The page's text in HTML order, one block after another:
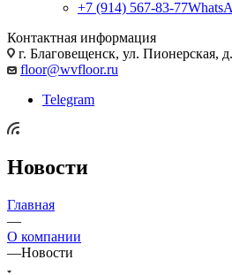
+7 (914) 567-83-77
Контактная информация
г. Благовещенск, ул. Пионерская,
floor@wvfloor.ru
Telegram
Новости
Главная
—
О компании
—Новости